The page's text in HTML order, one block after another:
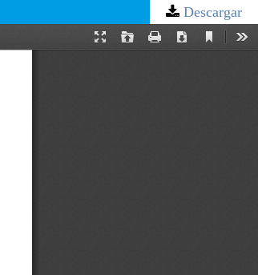
Descargar